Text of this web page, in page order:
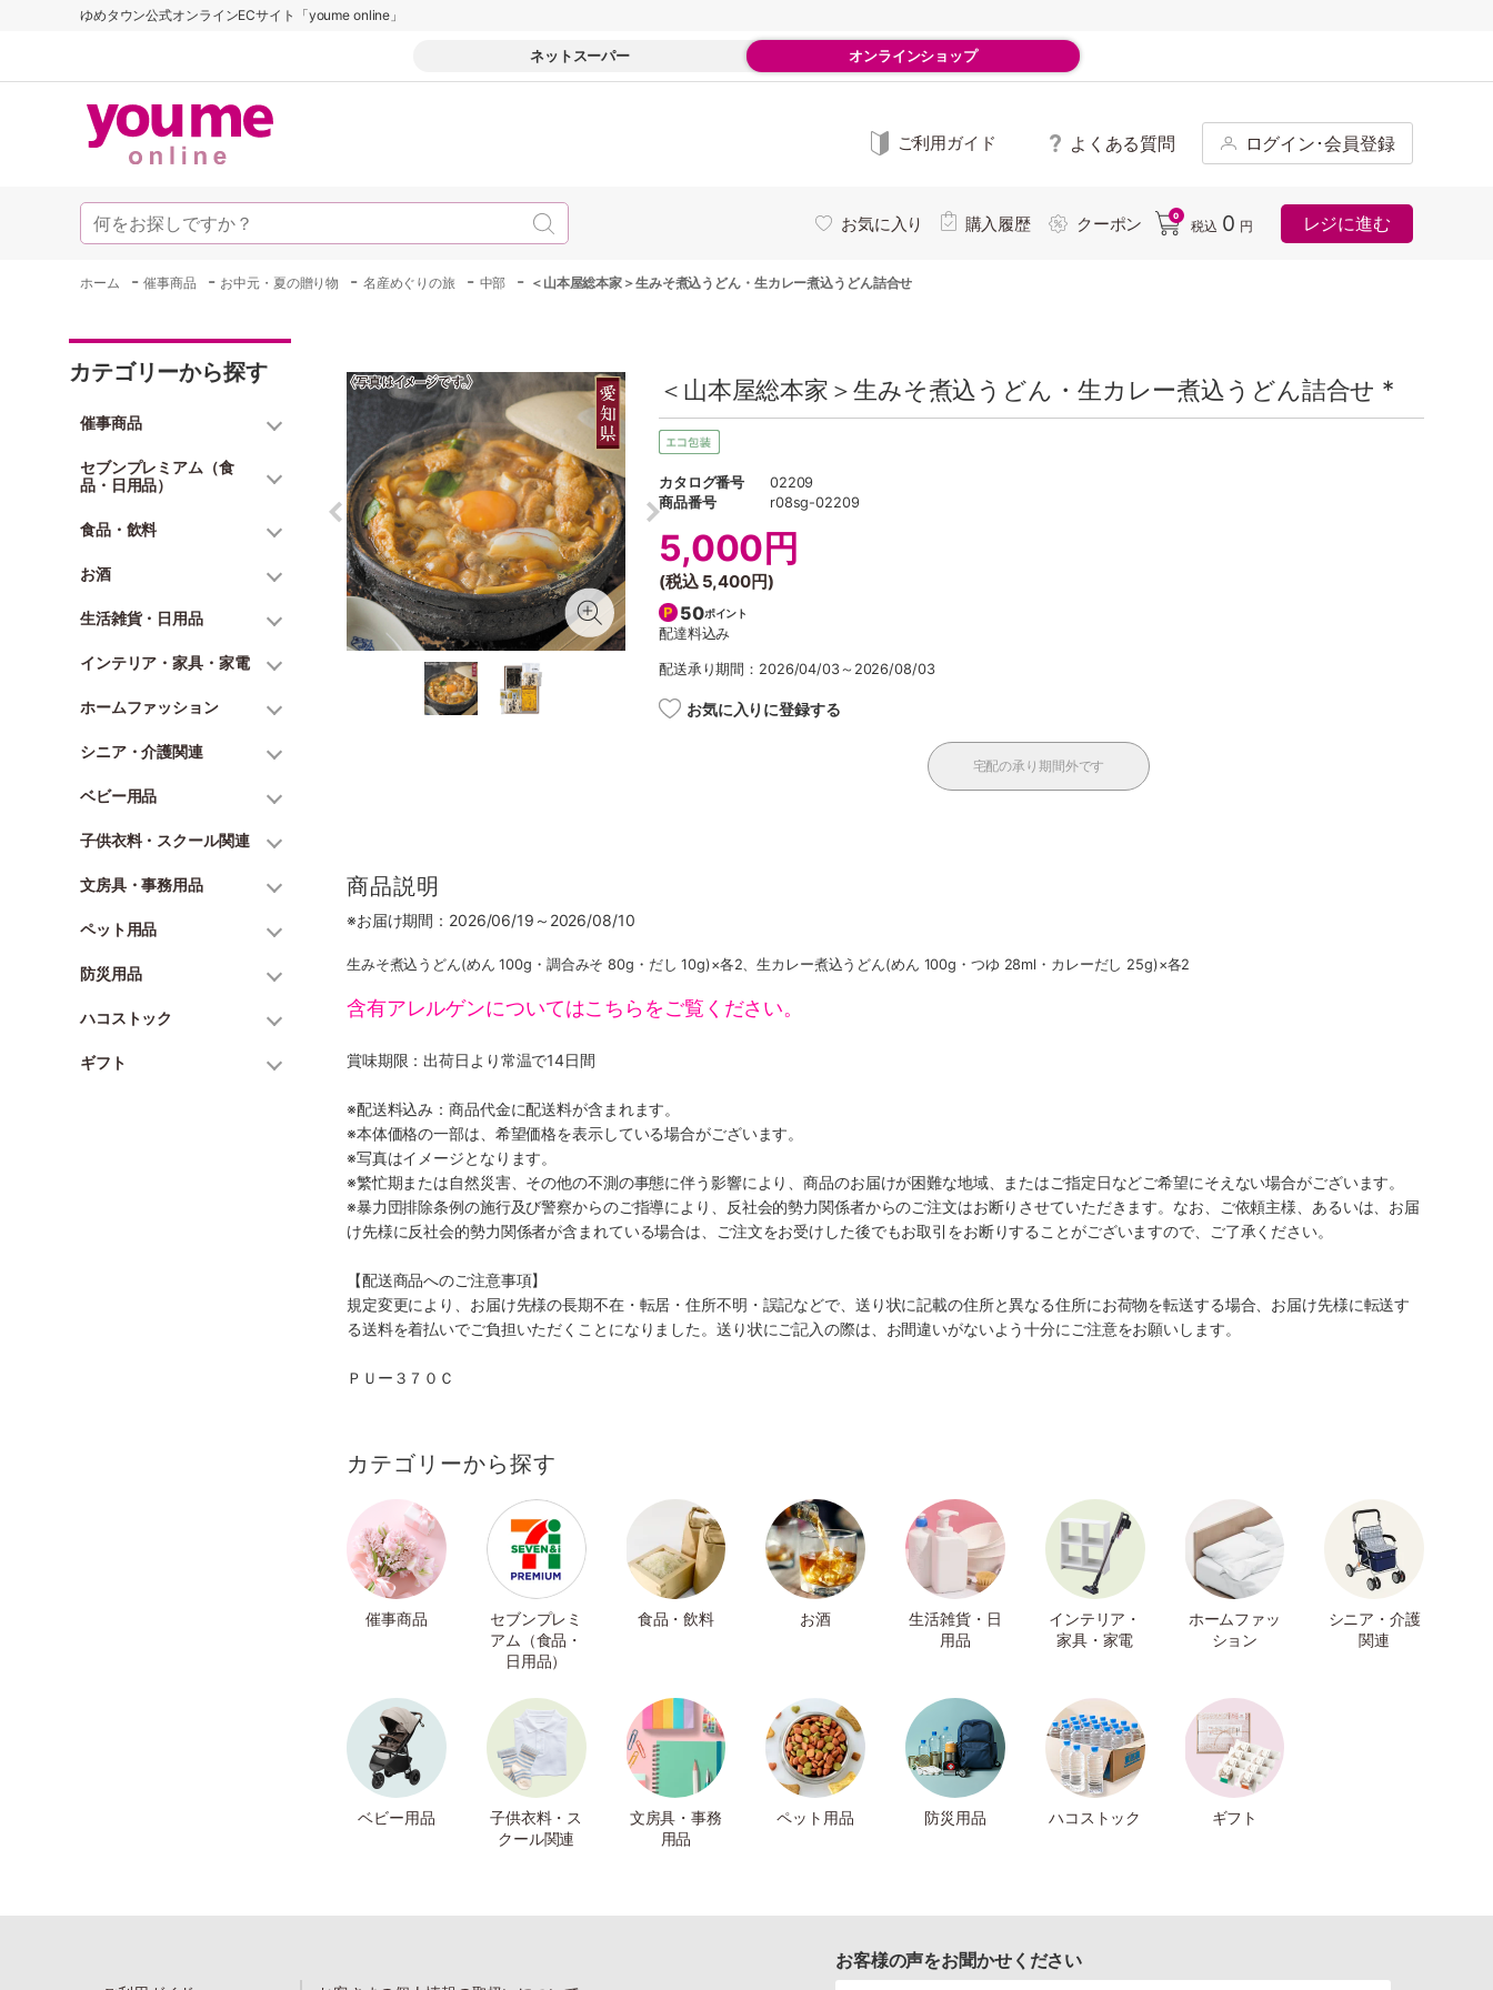
ゆめタウン公式オンラインECサイト「youme online」
ネットスーパー オンラインショップ
ご利用ガイド よくある質問 ログイン･会員登録
お気に入り 購入履歴 クーポン 0
税込 0 円 レジに進む
ホーム -催事商品 - お中元・夏の贈り物 - 名産めぐりの旅 - 中部 - ＜山本屋総本家＞生みそ煮込うどん・生カレー煮込うどん詰合せ
カテゴリーから探す
催事商品
セブンプレミアム（食
品・日用品）
食品・飲料
お酒
生活雑貨・日用品
インテリア・家具・家電
ホームファッション
シニア・介護関連
ベビー用品
子供衣料・スクール関連
文房具・事務用品
ペット用品
防災用品
ハコストック
ギフト
＜山本屋総本家＞生みそ煮込うどん・生カレー煮込うどん詰合せ *
カタログ番号
02209
商品番号
r08sg-02209
5,000円
(税込 5,400円)
50ポイント
配達料込み
配送承り期間：2026/04/03～2026/08/03
お気に入りに登録する
宅配の承り期間外です
商品説明
※お届け期間：2026/06/19～2026/08/10
生みそ煮込うどん(めん 100g・調合みそ 80g・だし 10g)×各2、生カレー煮込うどん(めん 100g・つゆ 28ml・カレーだし 25g)×各2
含有アレルゲンについてはこちらをご覧ください。
賞味期限：出荷日より常温で14日間
※配送料込み：商品代金に配送料が含まれます。
※本体価格の一部は、希望価格を表示している場合がございます。
※写真はイメージとなります。
※繁忙期または自然災害、その他の不測の事態に伴う影響により、商品のお届けが困難な地域、またはご指定日などご希望にそえない場合がございます。
※暴力団排除条例の施行及び警察からのご指導により、反社会的勢力関係者からのご注文はお断りさせていただきます。なお、ご依頼主様、あるいは、お届
け先様に反社会的勢力関係者が含まれている場合は、ご注文をお受けした後でもお取引をお断りすることがございますので、ご了承ください。
【配送商品へのご注意事項】
規定変更により、お届け先様の長期不在・転居・住所不明・誤記などで、送り状に記載の住所と異なる住所にお荷物を転送する場合、お届け先様に転送す
る送料を着払いでご負担いただくことになりました。送り状にご記入の際は、お間違いがないよう十分にご注意をお願いします。
ＰＵー３７０Ｃ
カテゴリーから探す
催事商品
セブンプレミ
アム（食品・
日用品）
食品・飲料 お酒
生活雑貨・日
用品
インテリア・
家具・家電
ホームファッ
ション
シニア・介護
関連
ベビー用品
子供衣料・ス
クール関連
文房具・事務
用品
ペット用品 防災用品 ハコストック ギフト
お客様の声をお聞かせください